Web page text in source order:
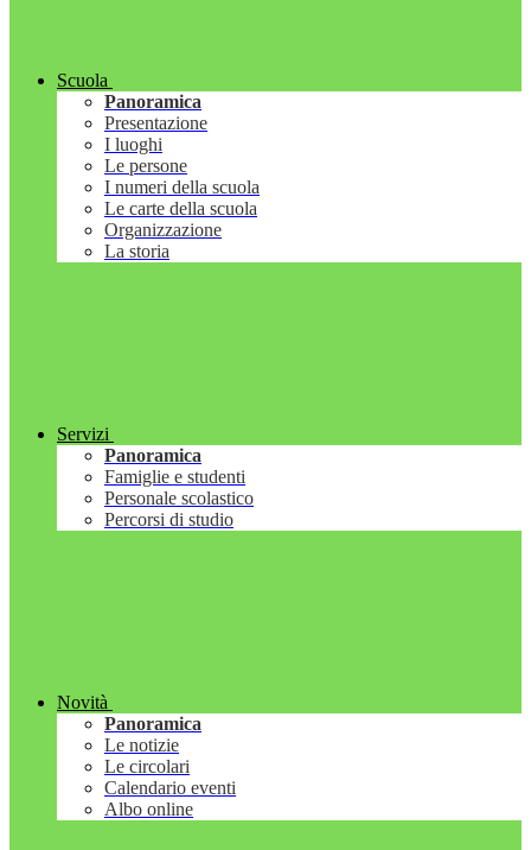
Scuola
Panoramica
Presentazione
I luoghi
Le persone
I numeri della scuola
Le carte della scuola
Organizzazione
La storia
Servizi
Panoramica
Famiglie e studenti
Personale scolastico
Percorsi di studio
Novità
Panoramica
Le notizie
Le circolari
Calendario eventi
Albo online